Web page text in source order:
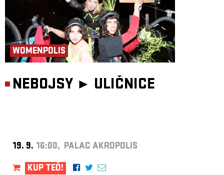
WOMENPOLIS
NEBOJSY ► ULIČNICE
19. 9. 16:00, PALÁC AKROPOLIS
KUP TEĎ!